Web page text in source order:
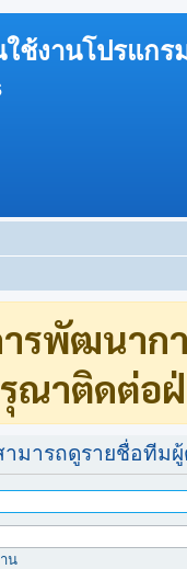
ช้งานโปรแก
รพัฒนาก
ณาติดต่อ
ามารถดูรายชื่อทีม
น